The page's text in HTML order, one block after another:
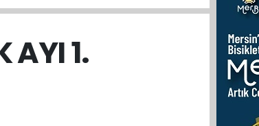
AYI 1.